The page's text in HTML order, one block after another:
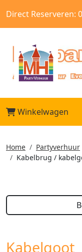
Direct Reserveren:
Winkelwagen
Home Partyverhuur
Kabelbrug /
Kabelgoot